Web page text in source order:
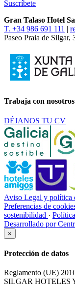
Suscríbete
Gran Talaso Hotel
T. +34 986 691 111 |
Paseo Praia de
Trabaja con nosotros
DÉJANOS TU CV
Aviso Legal y política
Preferencias de
sostenibilidad ·
Desarrollado por
×
Protección de datos
Reglamento (UE)
SILGAR HOTELES